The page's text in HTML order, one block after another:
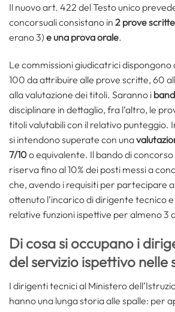
Il nuovo art. 422 del Testo unico
concorsuali consistano in 2 prove scritte
erano 3) e una prova orale.
Le commissioni giudicatrici dispongono
100 da attribuire alle prove scritte, 60
alla valutazione dei titoli. Saranno i
disciplinare in dettaglio, fra l’altro, le
titoli valutabili con il relativo punteggio.
si intendono superate con una
7/10o equivalente. Il bando di
riserva fino al 10% dei posti messi a
che, avendo i requisiti per partecipare
ottenuto l’incarico di dirigente tecnico
relative funzioni ispettive per almeno 3
Di cosa si occupano i
del servizio ispettivo nelle
I dirigenti tecnici al Ministero
hanno una lunga storia alle spalle: per